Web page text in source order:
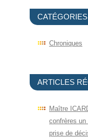
CATÉGORIES
Chroniques
ARTICLES
Maître
confrères un
prise de